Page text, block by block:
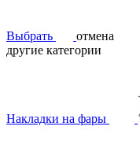
Выбрать
отмена
другие категории
Накладки на фары